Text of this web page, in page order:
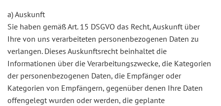
a) Auskunft
Sie haben gemäß Art. 15 DSGVO das Recht, Auskunft über
Ihre von uns verarbeiteten personenbezogenen Daten zu
verlangen. Dieses Auskunftsrecht beinhaltet die
Informationen über die Verarbeitungszwecke, die Kategorien
der personenbezogenen Daten, die Empfänger oder
Kategorien von Empfängern, gegenüber denen Ihre Daten
offengelegt wurden oder werden, die geplante